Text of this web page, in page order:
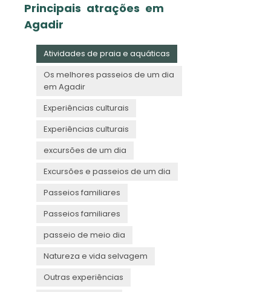
Principais atrações em
Agadir
Atividades de praia e aquáticas
Os melhores passeios de um dia
em Agadir
Experiências culturais
Experiências culturais
excursões de um dia
Excursões e passeios de um dia
Passeios familiares
Passeios familiares
passeio de meio dia
Natureza e vida selvagem
Outras experiências